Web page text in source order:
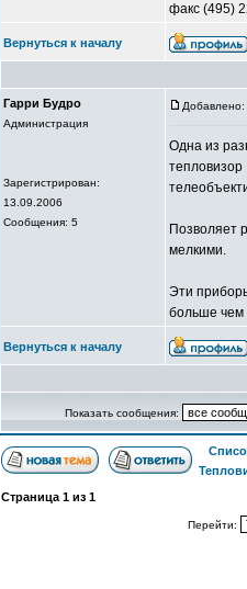
факс (495)
Вернуться к началу
Гарри Будро
Администрация
Зарегистрирован:
13.09.2006
Сообщения: 5
Одна из
тепловизор
Позволяет
мелкими.
Эти
больше чем
Вернуться к началу
Показать сообщения:
Страница 1 из 1
Перейти: